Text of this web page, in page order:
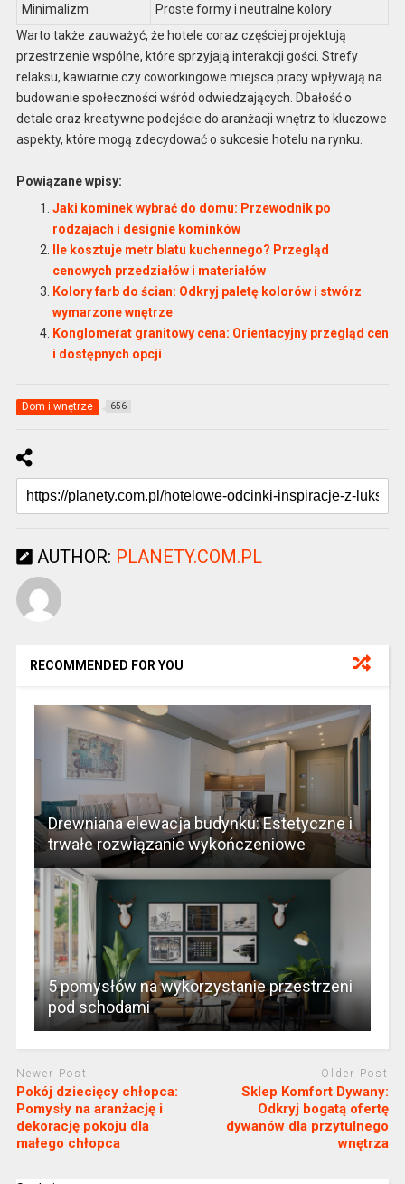
Minimalizm
Proste formy i neutralne kolory
Warto także zauważyć, że hotele coraz częściej projektują
przestrzenie wspólne, które sprzyjają interakcji gości. Strefy
relaksu, kawiarnie czy coworkingowe miejsca pracy wpływają na
budowanie społeczności wśród odwiedzających. Dbałość o
detale oraz kreatywne podejście do aranżacji wnętrz to kluczowe
aspekty, które mogą zdecydować o sukcesie hotelu na rynku.
Powiązane wpisy:
Jaki kominek wybrać do domu: Przewodnik po
rodzajach i designie kominków
Ile kosztuje metr blatu kuchennego? Przegląd
cenowych przedziałów i materiałów
Kolory farb do ścian: Odkryj paletę kolorów i stwórz
wymarzone wnętrze
Konglomerat granitowy cena: Orientacyjny przegląd cen
i dostępnych opcji
Dom i wnętrze 656
AUTHOR: PLANETY.COM.PL
RECOMMENDED FOR YOU
Drewniana elewacja budynku: Estetyczne i
trwałe rozwiązanie wykończeniowe
5 pomysłów na wykorzystanie przestrzeni
pod schodami
Newer Post
Pokój dziecięcy chłopca:
Pomysły na aranżację i
dekorację pokoju dla
małego chłopca
Older Post
Sklep Komfort Dywany:
Odkryj bogatą ofertę
dywanów dla przytulnego
wnętrza